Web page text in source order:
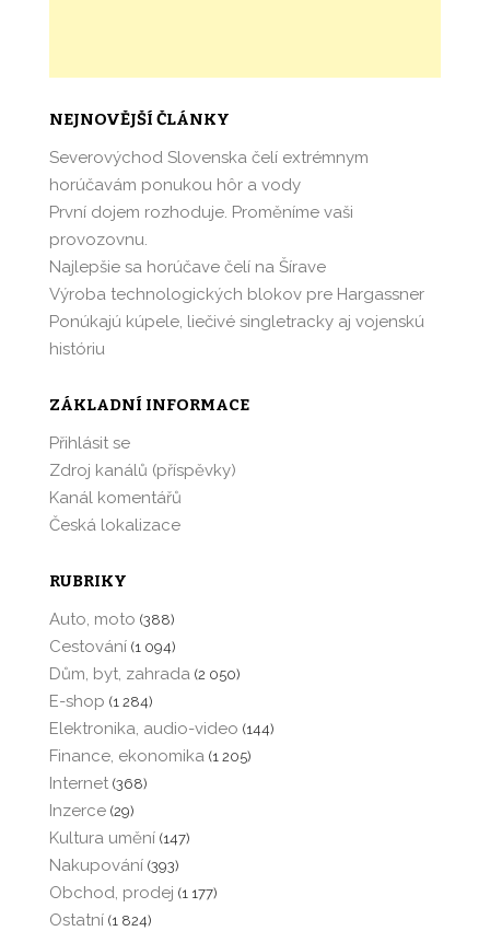
NEJNOVĚJŠÍ ČLÁNKY
Severovýchod Slovenska čelí extrémnym
horúčavám ponukou hôr a vody
První dojem rozhoduje. Proměníme vaši
provozovnu.
Najlepšie sa horúčave čelí na Šírave
Výroba technologických blokov pre Hargassner
Ponúkajú kúpele, liečivé singletracky aj vojenskú
históriu
ZÁKLADNÍ INFORMACE
Přihlásit se
Zdroj kanálů (příspěvky)
Kanál komentářů
Česká lokalizace
RUBRIKY
Auto, moto (388)
Cestování (1 094)
Dům, byt, zahrada (2 050)
E-shop (1 284)
Elektronika, audio-video (144)
Finance, ekonomika (1 205)
Internet (368)
Inzerce (29)
Kultura umění (147)
Nakupování (393)
Obchod, prodej (1 177)
Ostatní (1 824)